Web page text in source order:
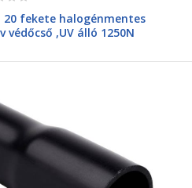
20 fekete halogénmentes
védőcső ,UV álló 1250N